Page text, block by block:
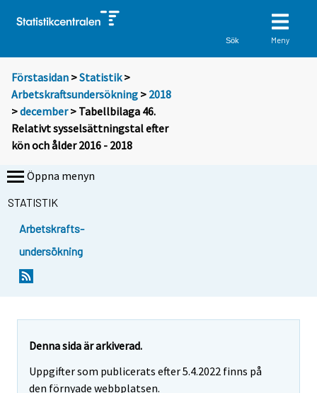
Sök Meny
Förstasidan >Statistik >
Arbetskraftsundersökning > 2018
>december> Tabellbilaga 46.
Relativt sysselsättningstal efter
kön och ålder 2016 - 2018
Öppna menyn
STATISTIK
Arbetskrafts-
undersökning
Denna sida är arkiverad.
Uppgifter som publicerats efter 5.4.2022 finns på
den förnyade webbplatsen.